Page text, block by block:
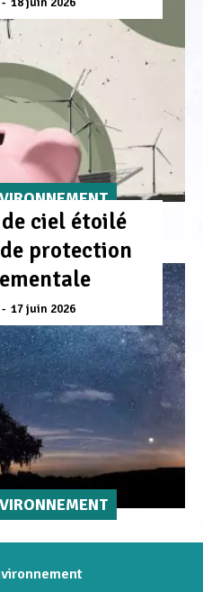
ciel étoilé
protection
17 juin 2026